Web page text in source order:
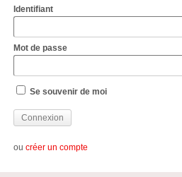
Identifiant
Mot de passe
Se souvenir de moi
ou créer un compte